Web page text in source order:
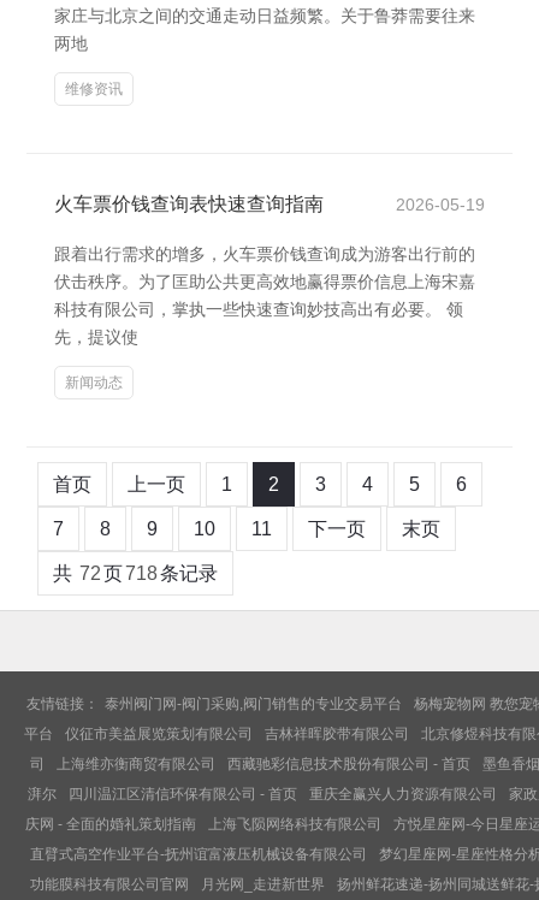
家庄与北京之间的交通走动日益频繁。关于鲁莽需要往来
两地
维修资讯
火车票价钱查询表快速查询指南 2026-05-19
跟着出行需求的增多，火车票价钱查询成为游客出行前的
伏击秩序。为了匡助公共更高效地赢得票价信息上海宋嘉
科技有限公司，掌执一些快速查询妙技高出有必要。 领
先，提议使
新闻动态
首页 上一页 1 2 3 4 5 6
7 8 9 10 11 下一页 末页
共 72页718条记录
友情链接： 泰州阀门网-阀门采购,阀门销售的专业交易平台
杨梅宠物网 教您宠
平台
仪征市美益展览策划有限公司 吉林祥晖胶带有限公司
北京修煜科技有
司
上海维亦衡商贸有限公司 西藏驰彩信息技术股份有限公司 - 首页
墨鱼香
湃尔
四川温江区清信环保有限公司 - 首页 重庆全赢兴人力资源有限公司
家
庆网 - 全面的婚礼策划指南
上海飞陨网络科技有限公司
方悦星座网-今日星座
直臂式高空作业平台-抚州谊富液压机械设备有限公司
梦幻星座网-星座性格分
功能膜科技有限公司官网
月光网_走进新世界 扬州鲜花速递-扬州同城送鲜花